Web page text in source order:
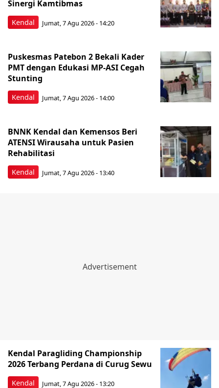
Kendal
Sinergi Kamtibmas
Jumat, 7 Agu 2026 - 14:20
Kendal
Puskesmas Patebon 2 Bekali Kader
PMT dengan Edukasi MP-ASI Cegah
Stunting
Jumat, 7 Agu 2026 - 14:00
Kendal
BNNK Kendal dan Kemensos Beri
ATENSI Wirausaha untuk Pasien
Rehabilitasi
Jumat, 7 Agu 2026 - 13:40
Kendal
Kendal Paragliding Championship
2026 Terbang Perdana di Curug Sewu
Jumat, 7 Agu 2026 - 13:20